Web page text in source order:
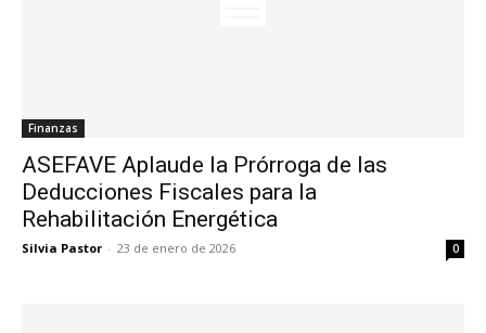
Finanzas
ASEFAVE Aplaude la Prórroga de las
Deducciones Fiscales para la
Rehabilitación Energética
Silvia Pastor - 23 de enero de 2026 0